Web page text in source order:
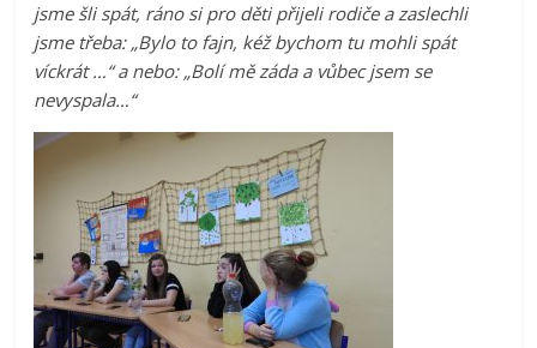
jsme šli spát, ráno si pro děti přijeli rodiče a zaslechli
jsme třeba: „Bylo to fajn, kéž bychom tu mohli spát
víckrát …“ a nebo: „Bolí mě záda a vůbec jsem se
nevyspala…“